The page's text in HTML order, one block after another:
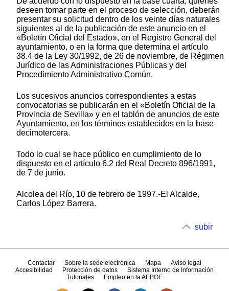
deseen tomar parte en el proceso de selección, deberán
presentar su solicitud dentro de los veinte días naturales
siguientes al de la publicación de este anuncio en el
«Boletín Oficial del Estado», en el Registro General del
ayuntamiento, o en la forma que determina el artículo
38.4 de la Ley 30/1992, de 26 de noviembre, de Régimen
Jurídico de las Administraciones Públicas y del
Procedimiento Administrativo Común.
Los sucesivos anuncios correspondientes a estas
convocatorias se publicarán en el «Boletín Oficial de la
Provincia de Sevilla» y en el tablón de anuncios de este
Ayuntamiento, en los términos establecidos en la base
decimotercera.
Todo lo cual se hace público en cumplimiento de lo
dispuesto en el artículo 6.2 del Real Decreto 896/1991,
de 7 de junio.
Alcolea del Río, 10 de febrero de 1997.-El Alcalde,
Carlos López Barrera.
subir
Contactar Sobre la sede electrónica Mapa
Aviso legal
Accesibilidad
Protección de datos
Sistema Interno de Información
Tutoriales
Empleo en la AEBOE